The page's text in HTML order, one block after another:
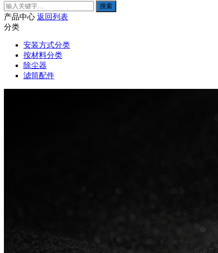
产品中心 返回列表
分类
安装方式分类
按材料分类
除尘器
滤筒配件